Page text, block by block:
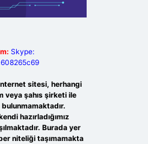
Skype:
sitesi, herhangi
veya şahıs şirketi ile
hazırladığımız
Burada yer
niteliği taşımamakta